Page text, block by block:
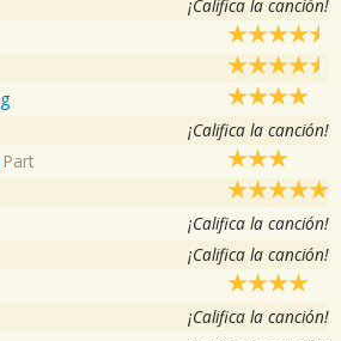
¡Califica la canción!
¡Califica la canción!
Part
¡Califica la canción!
¡Califica la canción!
¡Califica la canción!